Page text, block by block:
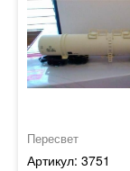
Пересвет
3751